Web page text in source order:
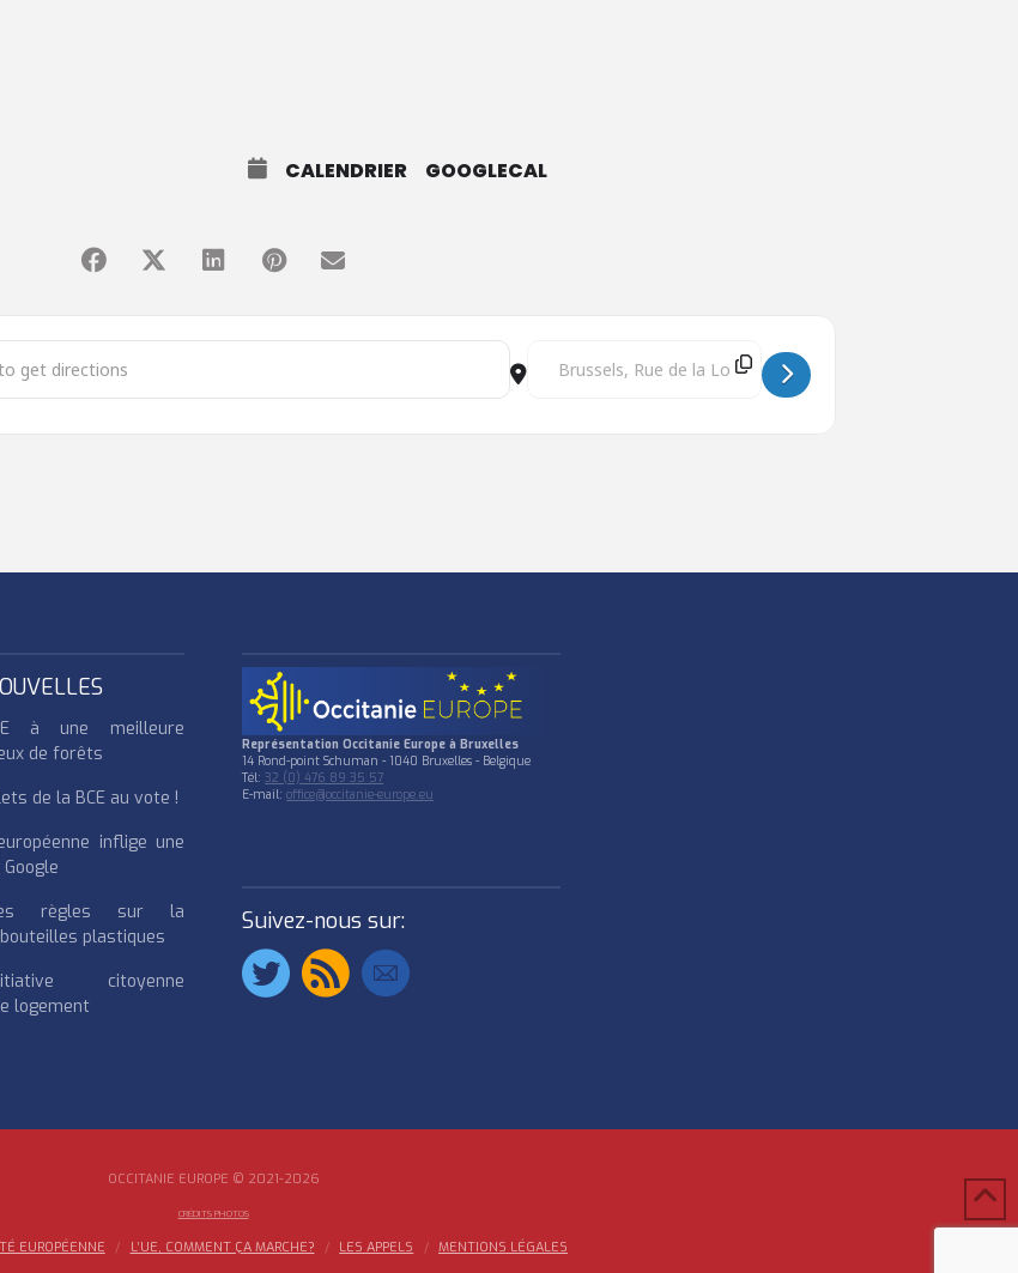
CALENDRIER GOOGLECAL
appel LIFE 2019 [muAeL2ftC] Destination Address - Journée d’information appel LIFE 2019
à une meilleure
de forêts
de la BCE au vote !
inflige une
règles sur la
plastiques
citoyenne
logement
Représentation Occitanie Europe à Bruxelles
14 Rond-point Schuman - 1040 Bruxelles - Belgique
Tél:32 (0) 476 89 35 57
E-mail:office@occitanie-europe.eu
Suivez-nous sur:
OCCITANIE EUROPE © 2021-2026
CRÉDITS PHOTOS
EUROPÉENNE L’UE, COMMENT ÇA MARCHE? LES APPELS MENTIONS LÉGALES